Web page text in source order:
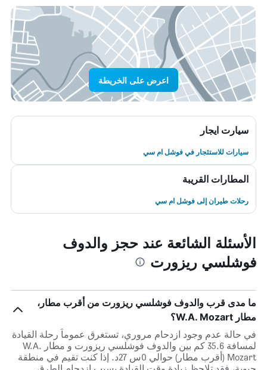
اعرض على الخريطة
سيارت ايجار
سيارات للاستئجار في فوشل ام سي
المطارات القريبة
رحلات طيران إلى فوشل ام سي
الأسئلة الشائعة عند حجز والدوف
فوشلسي ريزورت
ما مدى قرب والدوف فوشلسي ريزورت من أقرب مطار،
مطار W.A. Mozart؟
في حالة عدم وجود ازدحام مروري، تستغرق عموماً رحلة القيادة
لمسافة 35.6 كم بين والدوف فوشلسي ريزورت و مطار W.A.
Mozart (أقرب مطار) حوالي 0س 27د. إذا كنت تقيم في منطقة